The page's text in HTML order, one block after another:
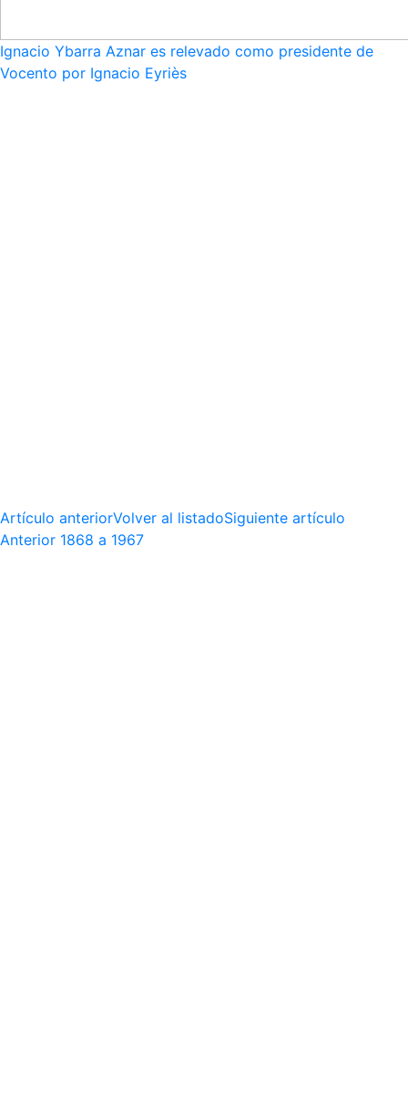
Ignacio Ybarra Aznar es relevado como presidente de
Vocento por Ignacio Eyriès
Artículo anteriorVolver al listadoSiguiente artículo
Anterior 1868 a 1967